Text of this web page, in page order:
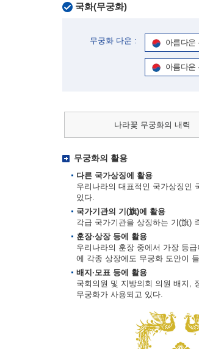
국화(무궁화)
무궁화 다운 : 아름다운
아름다운
나라꽃 무궁화의 내력
무궁화의 활용
다른 국가상징에 활용
우리나라의 대표적인 국가상징인
있다.
국가기관의 기(旗)에 활용
각급 국가기관을 상징하는 기(旗)
훈장·상장 등에 활용
우리나라의 훈장 중에서 가장 등
에 각종 상장에도 무궁화 도안이
배지·모표 등에 활용
국회의원 및 지방의회 의원 배지,
무궁화가 사용되고 있다.